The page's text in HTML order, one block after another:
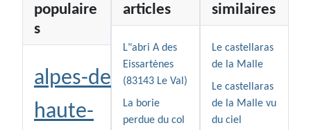
populaire
s
alpes-de-
haute-
articles
L"abri A des
Eissartènes
(83143 Le Val)
La borie
perdue du col
similaires
Le castellaras
de la Malle
Le castellaras
de la Malle vu
du ciel